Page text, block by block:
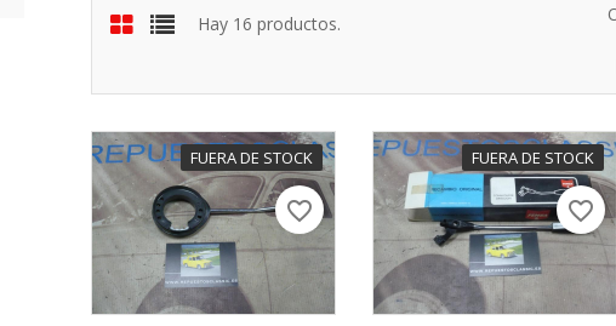
Hay 16 productos.
FUERA DE STOCK
favorite_border
FUERA DE STOCK
favorite_border